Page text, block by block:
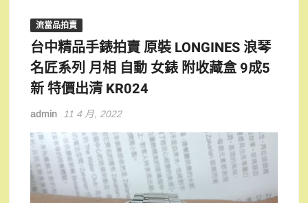
流當品拍賣
台中精品手錶拍賣 原裝 LONGINES 浪琴
名匠系列 月相 自動 女錶 附收藏盒 9成5
新 特價出清 KR024
admin 11 4 月, 2022